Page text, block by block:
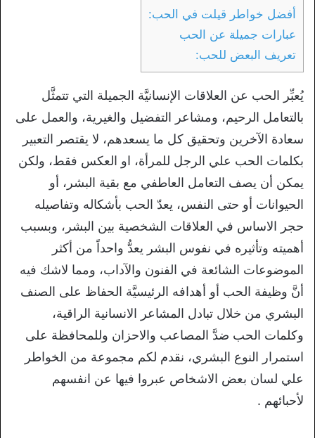
أفضل خواطر قيلت في الحب:
عبارات جميلة عن الحب
تعريف البعض للحب:
يُعبِّر الحب عن العلاقات الإنسانيَّة الجميلة التي تتمثَّل
بالتعامل الرحيم، ومشاعر التفضيل والغيرية، والعمل على
سعادة الآخرين وتحقيق كل ما يسعدهم، لا يقتصر التعبير
بكلمات الحب علي الرجل للمرأة، او العكس فقط، ولكن
يمكن أن يصف التعامل العاطفي مع بقية البشر، أو
الحيوانات أو حتى النفس، يعدّ الحب بأشكاله وتفاصيله
حجر الاساس في العلاقات الشخصية بين البشر، وبسبب
أهميته وتأثيره في نفوس البشر يعدُّ واحداً من أكثر
الموضوعات الشائعة في الفنون والآداب، ومما لاشك فيه
أنَّ وظيفة الحب أو أهدافه الرئيسيَّة الحفاظ على الصنف
البشري من خلال تبادل المشاعر الانسانية الراقية،
وكلمات الحب ضدَّ المصاعب والاحزان وللمحافظة على
استمرار النوع البشري، نقدم لكم مجموعة من الخواطر
علي لسان بعض الاشخاص عبروا فيها عن انفسهم
لأحبائهم .